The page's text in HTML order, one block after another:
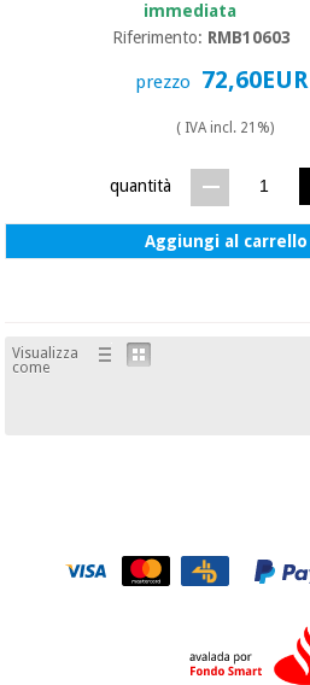
immediata
Riferimento: RMB10603
prezzo 72,60EUR
( IVA incl. 21%)
quantità
Aggiungi al carrello
Visualizza
come